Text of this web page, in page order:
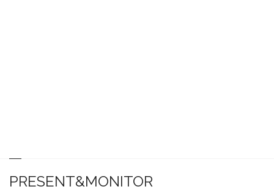
PRESENT&MONITOR